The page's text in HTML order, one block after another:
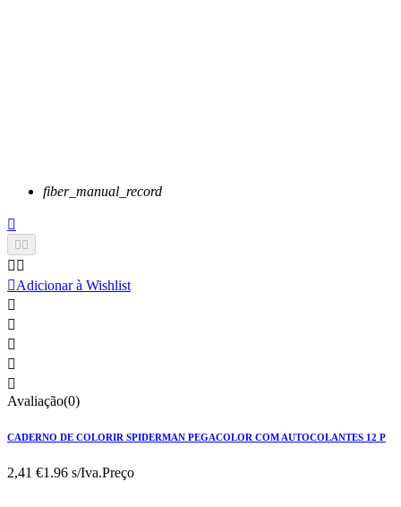
fiber_manual_record

 
 
Adicionar à Wishlist





Avaliação(0)
CADERNO DE COLORIR SPIDERMAN PEGACOLOR COM AUTOCOLANTES 12 P
2,41 €1.96 s/Iva.Preço